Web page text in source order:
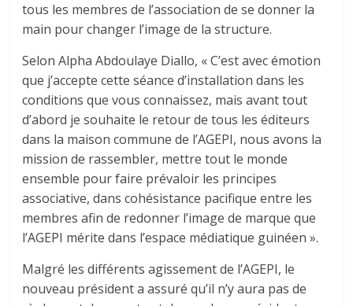
tous les membres de l’association de se donner la
main pour changer l’image de la structure.
Selon Alpha Abdoulaye Diallo, « C’est avec émotion
que j’accepte cette séance d’installation dans les
conditions que vous connaissez, mais avant tout
d’abord je souhaite le retour de tous les éditeurs
dans la maison commune de l’AGEPI, nous avons la
mission de rassembler, mettre tout le monde
ensemble pour faire prévaloir les principes
associative, dans cohésistance pacifique entre les
membres afin de redonner l’image de marque que
l’AGEPI mérite dans l’espace médiatique guinéen ».
Malgré les différents agissement de l’AGEPI, le
nouveau président a assuré qu’il n’y aura pas de